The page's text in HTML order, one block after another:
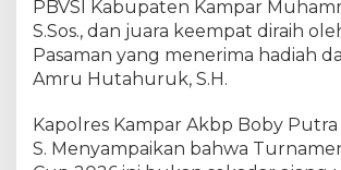
PBVSI Kabupaten Kampar
S.Sos., dan juara keempat diraih
Pasaman yang menerima hadiah
Amru Hutahuruk, S.H.
Kapolres Kampar Akbp Boby
S. Menyampaikan bahwa